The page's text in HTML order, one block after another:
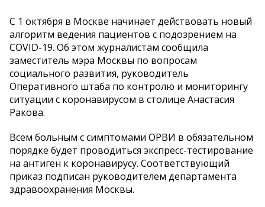
С 1 октября в Москве начинает действовать новый
алгоритм ведения пациентов с подозрением на
COVID-19. Об этом журналистам сообщила
заместитель мэра Москвы по вопросам
социального развития, руководитель
Оперативного штаба по контролю и мониторингу
ситуации с коронавирусом в столице Анастасия
Ракова.
Всем больным с симптомами ОРВИ в обязательном
порядке будет проводиться экспресс-тестирование
на антиген к коронавирусу. Соответствующий
приказ подписан руководителем департамента
здравоохранения Москвы.